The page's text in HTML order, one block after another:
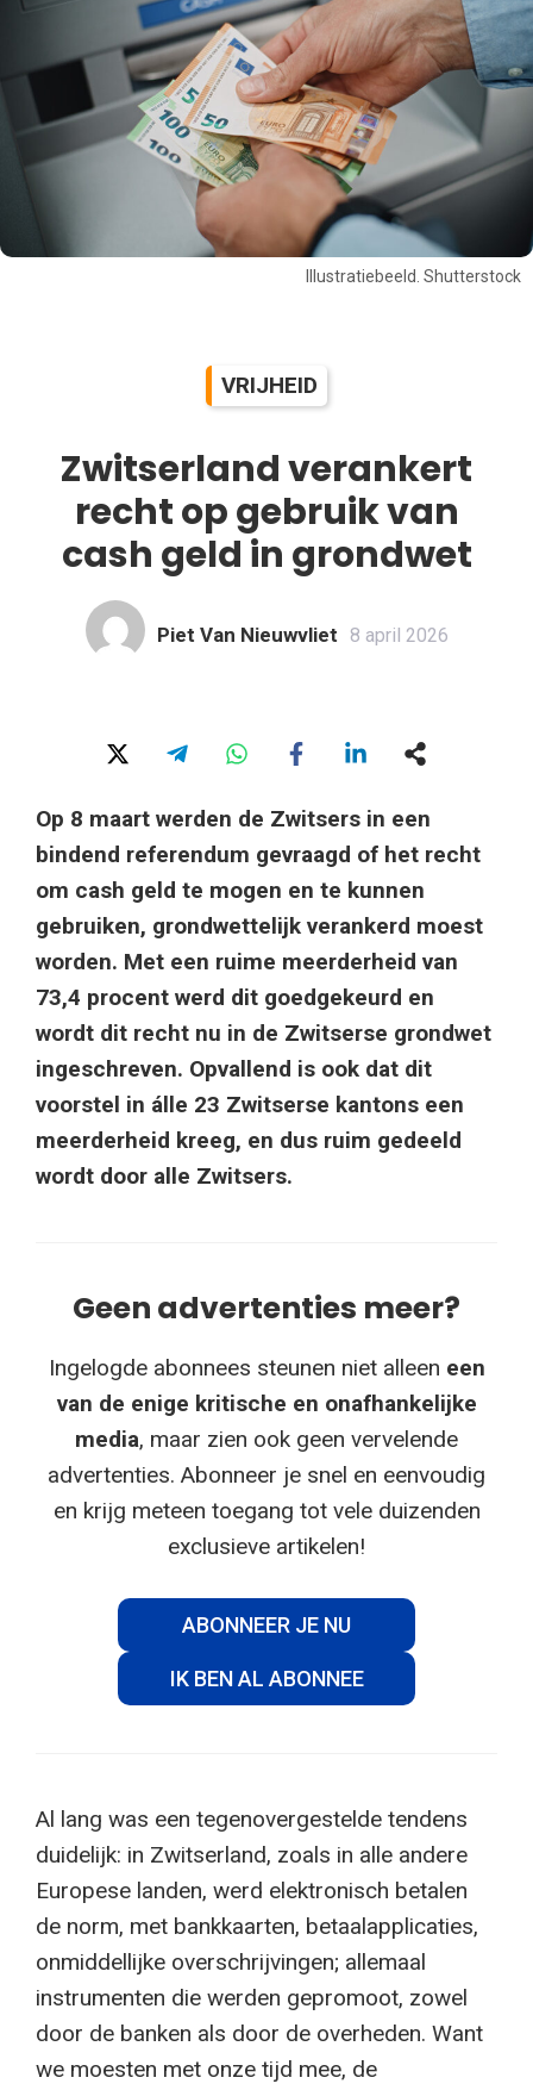
Illustratiebeeld. Shutterstock
VRIJHEID
Zwitserland verankert
recht op gebruik van
cash geld in grondwet
Piet Van Nieuwvliet 8 april 2026
Op 8 maart werden de Zwitsers in een
bindend referendum gevraagd of het recht
om cash geld te mogen en te kunnen
gebruiken, grondwettelijk verankerd moest
worden. Met een ruime meerderheid van
73,4 procent werd dit goedgekeurd en
wordt dit recht nu in de Zwitserse grondwet
ingeschreven. Opvallend is ook dat dit
voorstel in álle 23 Zwitserse kantons een
meerderheid kreeg, en dus ruim gedeeld
wordt door alle Zwitsers.
Geen advertenties meer?
Ingelogde abonnees steunen niet alleen een
van de enige kritische en onafhankelijke
media, maar zien ook geen vervelende
advertenties. Abonneer je snel en eenvoudig
en krijg meteen toegang tot vele duizenden
exclusieve artikelen!
ABONNEER JE NU
IK BEN AL ABONNEE
Al lang was een tegenovergestelde tendens
duidelijk: in Zwitserland, zoals in alle andere
Europese landen, werd elektronisch betalen
de norm, met bankkaarten, betaalapplicaties,
onmiddellijke overschrijvingen; allemaal
instrumenten die werden gepromoot, zowel
door de banken als door de overheden. Want
we moesten met onze tijd mee, de